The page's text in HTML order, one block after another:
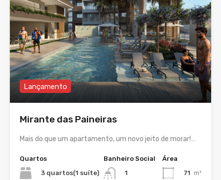
Lançamento
Mirante das Paineiras
Mais do que um apartamento, um novo jeito de morar!…
Quartos
3 quartos(1 suíte)
Banheiro Social
1
Área
71 m²